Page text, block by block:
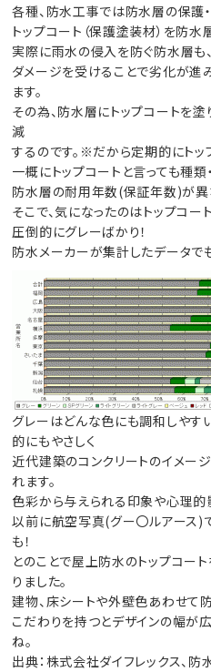
各種、防水工事では防水層の保護
トップコート（保護塗装材）を防水
実際に雨水の侵入を防ぐ防水層も
ダメージを受けることで劣化が進
ます。
その為、防水層にトップコートを
減
するのです。※だから定期的にト
一概にトップコートと言っても種類
防水層の耐用年数(保証年数)が異
そこで、気になったのはトップコー
圧倒的にグレーばかり！
防水メーカーが集計したデータで
グレーはどんな色にも調和しやす
的にもやさしく
近代建築のコンクリートのイメー
れます。
色彩から与えられる印象や心理的
以前に航空写真(グー〇ルアース)
も！
とのことで屋上防水のトップコー
りました。
建物、床シートや外壁色あわせて
こだわりを持つとデザインの幅が
ね。
出典：株式会社ダイフレックス、